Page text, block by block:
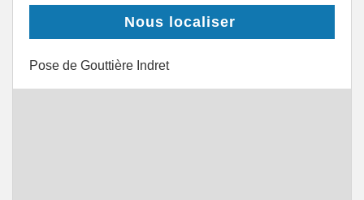
Nous localiser
Pose de Gouttière Indret